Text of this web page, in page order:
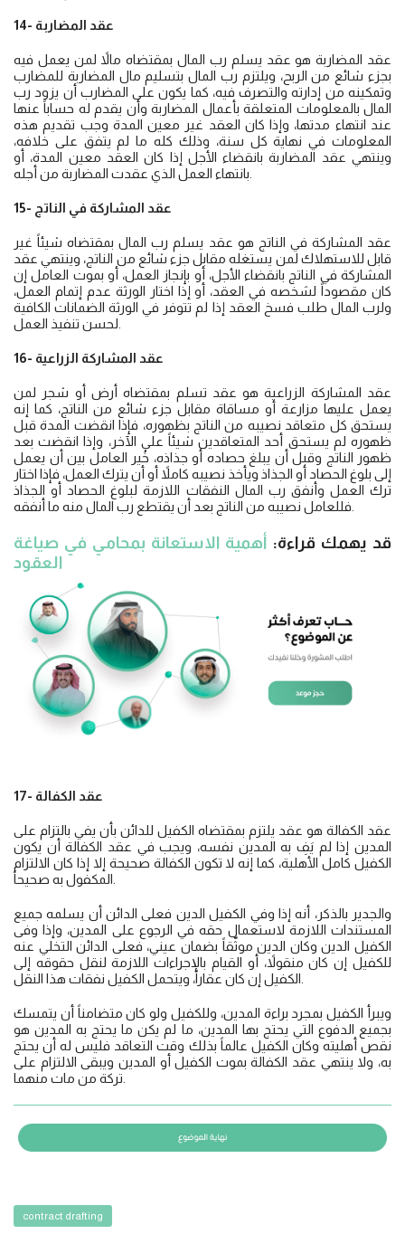
عقد المضاربة هو عقد يسلم رب المال بمقتضاه مالاً لمن يعمل فيه
بجزء شائع من الربح، ويلتزم رب المال بتسليم مال المضاربة للمضارب
وتمكينه من إدارته والتصرف فيه، كما يكون على المضارب أن يزود رب
المال بالمعلومات المتعلقة بأعمال المضاربة وأن يقدم له حساباً عنها
عند انتهاء مدتها، وإذا كان العقد غير معين المدة وجب تقديم هذه
المعلومات في نهاية كل سنة، وذلك كله ما لم يتفق على خلافه،
وينتهي عقد المضاربة بانقضاء الأجل إذا كان العقد معين المدة، أو
بانتهاء العمل الذي عقدت المضاربة من أجله.
عقد المشاركة في الناتج هو عقد يسلم رب المال بمقتضاه شيئاً غير
قابل للاستهلاك لمن يستغله مقابل جزء شائع من الناتج، وينتهي عقد
المشاركة في الناتج بانقضاء الأجل، أو بإنجاز العمل، أو بموت العامل إن
كان مقصوداً لشخصه في العقد، أو إذا اختار الورثة عدم إتمام العمل،
ولرب المال طلب فسخ العقد إذا لم تتوفر في الورثة الضمانات الكافية
لحسن تنفيذ العمل.
عقد المشاركة الزراعية هو عقد تسلم بمقتضاه أرض أو شجر لمن
يعمل عليها مزارعة أو مساقاة مقابل جزء شائع من الناتج، كما إنه
يستحق كل متعاقد نصيبه من الناتج بظهوره، فإذا انقضت المدة قبل
ظهوره لم يستحق أحد المتعاقدين شيئاً على الآخر، وإذا انقضت بعد
ظهور الناتج وقبل أن يبلغ حصاده أو جذاذه، خُير العامل بين أن يعمل
إلى بلوغ الحصاد أو الجذاذ ويأخذ نصيبه كاملاً أو أن يترك العمل، فإذا اختار
ترك العمل وأنفق رب المال النفقات اللازمة لبلوغ الحصاد أو الجذاذ
فللعامل نصيبه من الناتج بعد أن يقتطع رب المال منه ما أنفقه.
قد يهمك قراءة: أهمية الاستعانة بمحامي في صياغة
العقود
عقد الكفالة هو عقد يلتزم بمقتضاه الكفيل للدائن بأن يفي بالتزام على
المدين إذا لم يَفِ به المدين نفسه، ويجب في عقد الكفالة أن يكون
الكفيل كامل الأهلية، كما إنه لا تكون الكفالة صحيحة إلا إذا كان الالتزام
والجدير بالذكر، أنه إذا وفي الكفيل الدين فعلى الدائن أن يسلمه جميع
المستندات اللازمة لاستعمال حقه في الرجوع على المدين، وإذا وفى
الكفيل الدين وكان الدين موثّقاً بضمان عيني، فعلى الدائن التخلي عنه
للكفيل إن كان منقولاً، أو القيام بالإجراءات اللازمة لنقل حقوقه إلى
ويبرأ الكفيل بمجرد براءة المدين، وللكفيل ولو كان متضامناً أن يتمسك
بجميع الدفوع التي يحتج بها المدين، ما لم يكن ما يحتج به المدين هو
نقص أهليته وكان الكفيل عالماً بذلك وقت التعاقد فليس له أن يحتج
به، ولا ينتهي عقد الكفالة بموت الكفيل أو المدين ويبقى الالتزام على
contract drafting